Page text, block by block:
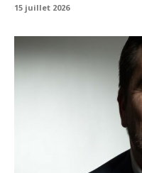
15 juillet 2026